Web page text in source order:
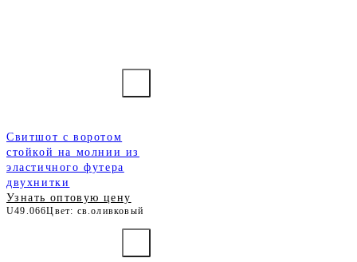
Свитшот с воротом
стойкой на молнии из
эластичного футера
двухнитки
Узнать оптовую цену
U49.066Цвет: св.оливковый